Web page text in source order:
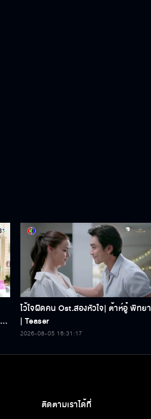
ไว้ใจผิดคน Ost.สองหัวใจ| ต้าห์อู๋ พิทยา
| Teaser
2026-08-05 16:31:17
ติดตามเราได้ที่